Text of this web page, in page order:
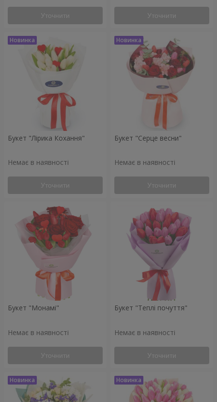
Уточнити Уточнити
Букет "Лірика Кохання"
Немає в наявності
Уточнити
Букет "Серце весни"
Немає в наявності
Уточнити
Букет "Монамі"
Немає в наявності
Уточнити
Букет "Теплі почуття"
Немає в наявності
Уточнити